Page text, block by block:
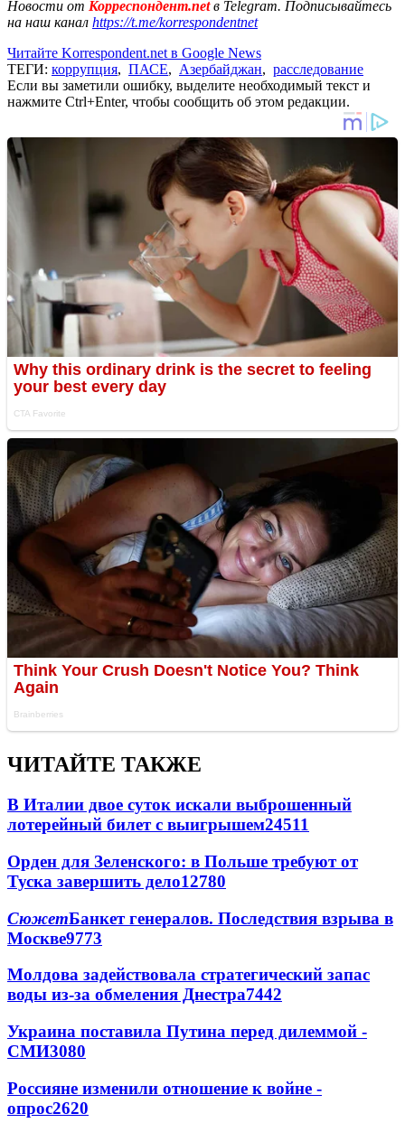
Новости от Корреспондент.netв Telegram. Подписывайтесь
на наш канал https://t.me/korrespondentnet
Читайте Korrespondent.net в Google News
ТЕГИ: коррупция, ПАСЕ, Азербайджан, расследование
Если вы заметили ошибку, выделите необходимый текст и
нажмите Ctrl+Enter, чтобы сообщить об этом редакции.
ЧИТАЙТЕ ТАКЖЕ
В Италии двое суток искали выброшенный
лотерейный билет с выигрышем24511
Орден для Зеленского: в Польше требуют от
Туска завершить дело12780
СюжетБанкет генералов. Последствия взрыва в
Москве9773
Молдова задействовала стратегический запас
воды из-за обмеления Днестра7442
Украина поставила Путина перед дилеммой -
СМИ3080
Россияне изменили отношение к войне -
опрос2620